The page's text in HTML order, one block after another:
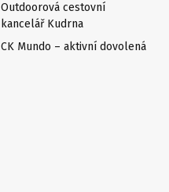
Outdoorová cestovní
kancelář Kudrna
CK Mundo – aktivní dovolená